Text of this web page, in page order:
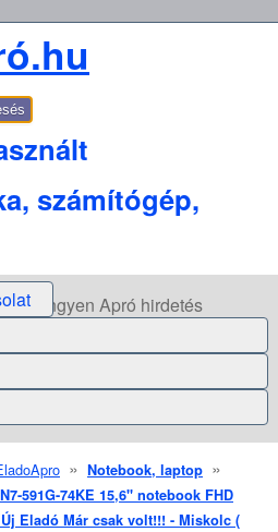
számítógép,
Ingyen Apró hirdetés
» Notebook, laptop »
591G-74KE 15,6" notebook FHD
Eladó Már csak volt!!! - Miskolc (